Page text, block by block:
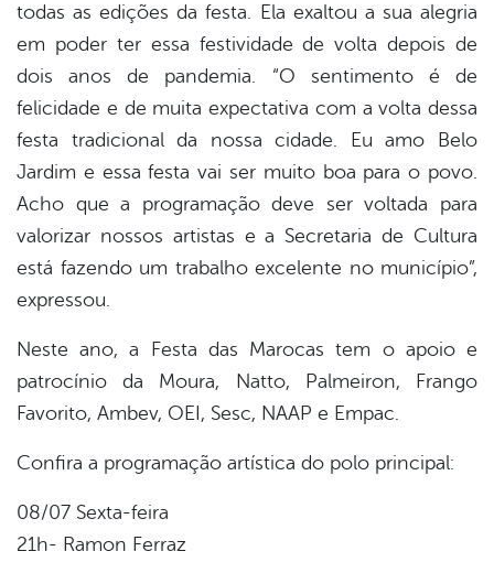
todas as edições da festa. Ela exaltou a sua alegria
em poder ter essa festividade de volta depois de
dois anos de pandemia. “O sentimento é de
felicidade e de muita expectativa com a volta dessa
festa tradicional da nossa cidade. Eu amo Belo
Jardim e essa festa vai ser muito boa para o povo.
Acho que a programação deve ser voltada para
valorizar nossos artistas e a Secretaria de Cultura
está fazendo um trabalho excelente no município”,
expressou.
Neste ano, a Festa das Marocas tem o apoio e
patrocínio da Moura, Natto, Palmeiron, Frango
Favorito, Ambev, OEI, Sesc, NAAP e Empac.
Confira a programação artística do polo principal:
08/07 Sexta-feira
21h- Ramon Ferraz